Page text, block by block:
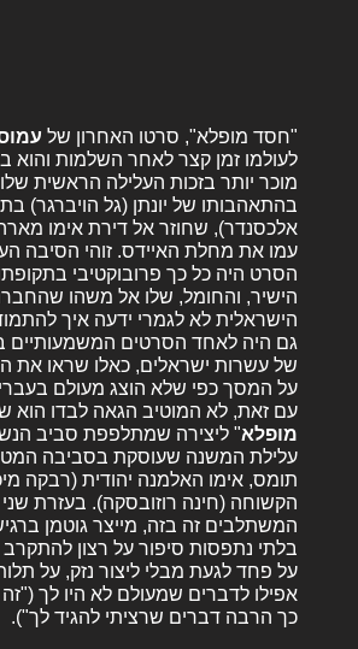
"חסד מופלא", סרטו האחרון של
מוכר יותר בזכות העלילה הראשית
בהתאהבותו של יונתן (גל הויברגר)
אלכסנדר), שחוזר אל דירת אימו
עמו את מחלת האיידס. זוהי הסיבה
הסרט היה כל כך פרובוקטיבי
הישיר, והחומל, שלו אל משהו
הישראלית לא לגמרי ידעה איך
גם היה לאחד הסרטים המשמעותיים
של עשרות ישראלים, כאלו שראו את
על המסך כפי שלא הוצג מעולם
עם זאת, לא המוטיב הגאה לבדו הוא
מופלא" ליצירה שמתלפפת סביב
עלילת המשנה שעוסקת בסביבה
תומס, אימו האלמנה יהודית (רבקה
הקשוחה (חינה רוזובסקה). בעזרת שני
המשתלבים זה בזה, מייצר גוטמן
בלתי נתפסות סיפור על רצון
על פחד לגעת מבלי ליצור נזק, על
אפילו לדברים שמעולם לא היו לך ("זה
כך הרבה דברים שרציתי להגיד לך").